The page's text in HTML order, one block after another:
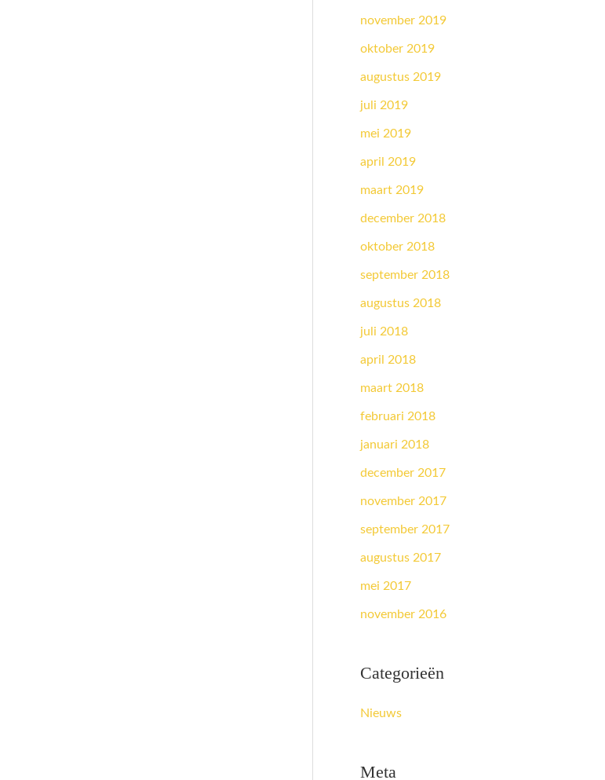
november 2019
oktober 2019
augustus 2019
juli 2019
mei 2019
april 2019
maart 2019
december 2018
oktober 2018
september 2018
augustus 2018
juli 2018
april 2018
maart 2018
februari 2018
januari 2018
december 2017
november 2017
september 2017
augustus 2017
mei 2017
november 2016
Categorieën
Nieuws
Meta